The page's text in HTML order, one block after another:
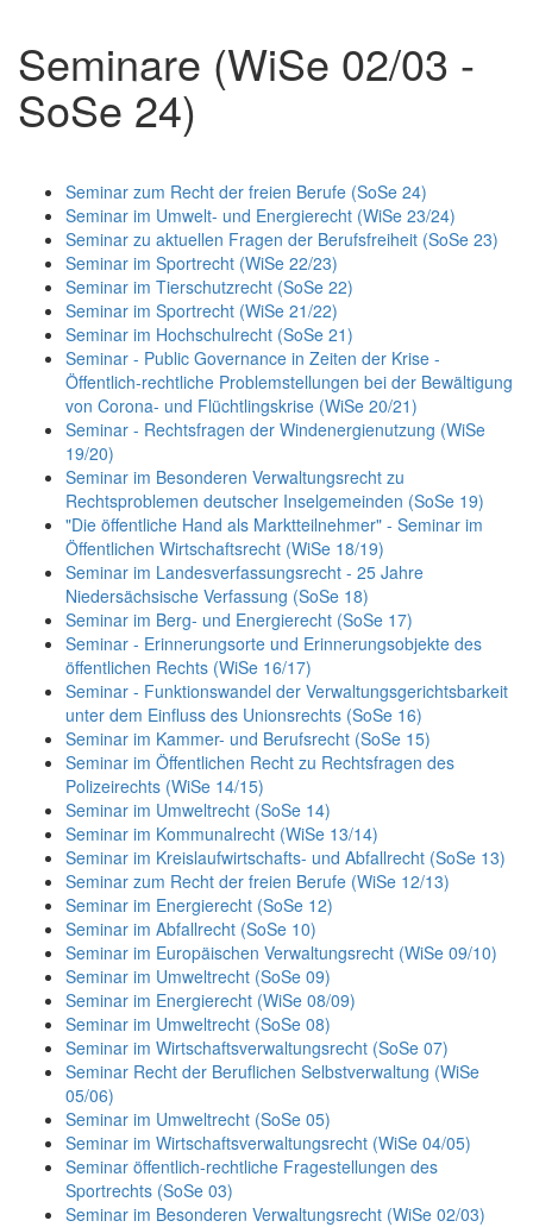
Seminare (WiSe 02/03 -
SoSe 24)
Seminar zum Recht der freien Berufe (SoSe 24)
Seminar im Umwelt- und Energierecht (WiSe 23/24)
Seminar zu aktuellen Fragen der Berufsfreiheit (SoSe 23)
Seminar im Sportrecht (WiSe 22/23)
Seminar im Tierschutzrecht (SoSe 22)
Seminar im Sportrecht (WiSe 21/22)
Seminar im Hochschulrecht (SoSe 21)
Seminar - Public Governance in Zeiten der Krise -
Öffentlich-rechtliche Problemstellungen bei der Bewältigung
von Corona- und Flüchtlingskrise (WiSe 20/21)
Seminar - Rechtsfragen der Windenergienutzung (WiSe
19/20)
Seminar im Besonderen Verwaltungsrecht zu
Rechtsproblemen deutscher Inselgemeinden (SoSe 19)
"Die öffentliche Hand als Marktteilnehmer" - Seminar im
Öffentlichen Wirtschaftsrecht (WiSe 18/19)
Seminar im Landesverfassungsrecht - 25 Jahre
Niedersächsische Verfassung (SoSe 18)
Seminar im Berg- und Energierecht (SoSe 17)
Seminar - Erinnerungsorte und Erinnerungsobjekte des
öffentlichen Rechts (WiSe 16/17)
Seminar - Funktionswandel der Verwaltungsgerichtsbarkeit
unter dem Einfluss des Unionsrechts (SoSe 16)
Seminar im Kammer- und Berufsrecht (SoSe 15)
Seminar im Öffentlichen Recht zu Rechtsfragen des
Polizeirechts (WiSe 14/15)
Seminar im Umweltrecht (SoSe 14)
Seminar im Kommunalrecht (WiSe 13/14)
Seminar im Kreislaufwirtschafts- und Abfallrecht (SoSe 13)
Seminar zum Recht der freien Berufe (WiSe 12/13)
Seminar im Energierecht (SoSe 12)
Seminar im Abfallrecht (SoSe 10)
Seminar im Europäischen Verwaltungsrecht (WiSe 09/10)
Seminar im Umweltrecht (SoSe 09)
Seminar im Energierecht (WiSe 08/09)
Seminar im Umweltrecht (SoSe 08)
Seminar im Wirtschaftsverwaltungsrecht (SoSe 07)
Seminar Recht der Beruflichen Selbstverwaltung (WiSe
05/06)
Seminar im Umweltrecht (SoSe 05)
Seminar im Wirtschaftsverwaltungsrecht (WiSe 04/05)
Seminar öffentlich-rechtliche Fragestellungen des
Sportrechts (SoSe 03)
Seminar im Besonderen Verwaltungsrecht (WiSe 02/03)